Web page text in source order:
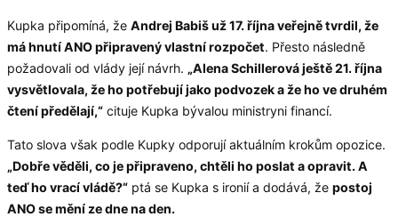
Kupka připomíná, že Andrej Babiš už 17. října veřejně tvrdil, že
má hnutí ANO připravený vlastní rozpočet. Přesto následně
požadovali od vlády její návrh. „Alena Schillerová ještě 21. října
vysvětlovala, že ho potřebují jako podvozek a že ho ve druhém
čtení předělají,“ cituje Kupka bývalou ministryni financí.
Tato slova však podle Kupky odporují aktuálním krokům opozice.
„Dobře věděli, co je připraveno, chtěli ho poslat a opravit. A
teď ho vrací vládě?“ ptá se Kupka s ironií a dodává, že postoj
ANO se mění ze dne na den.